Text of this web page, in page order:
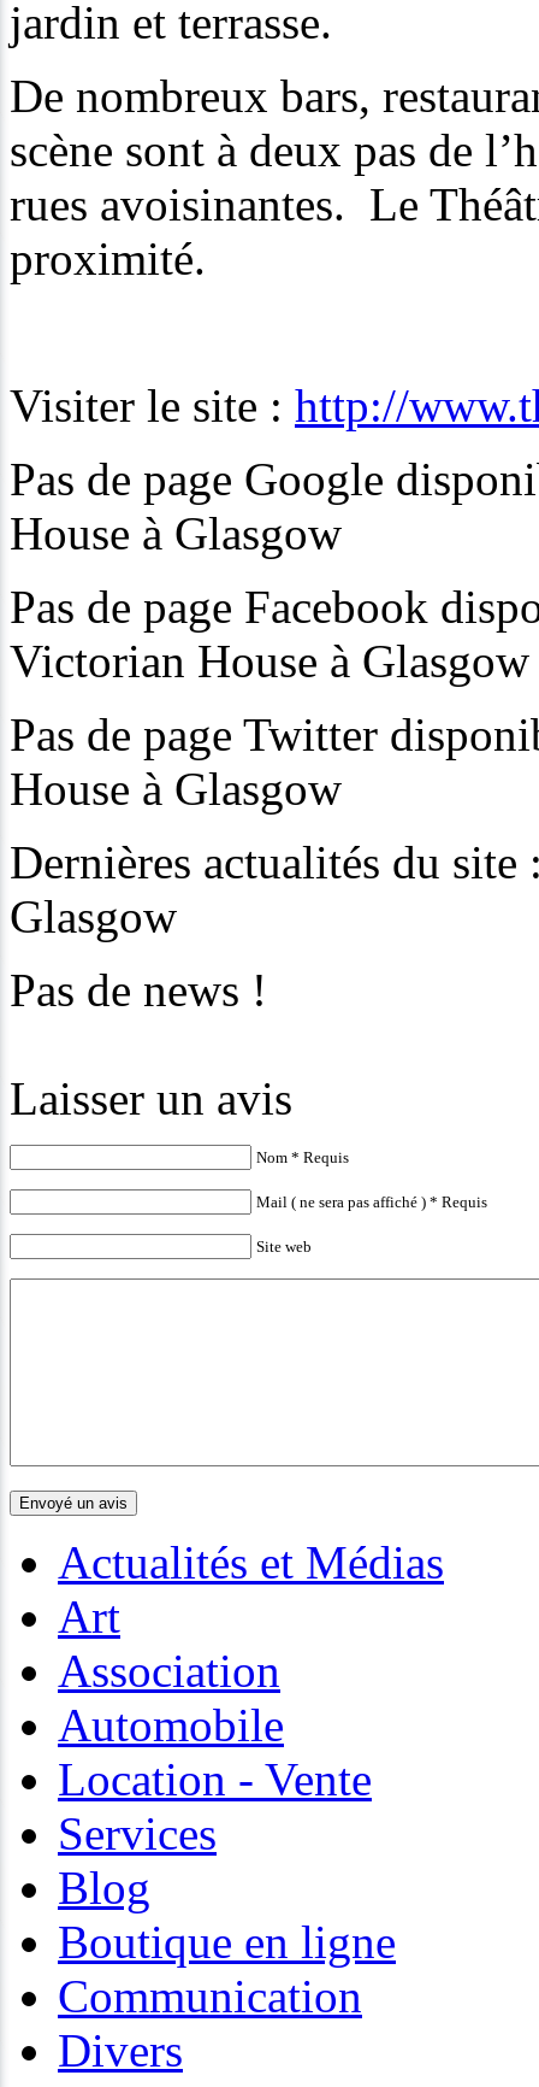
jardin et terrasse.
De nombreux bars,
scène sont à deux pas de
rues avoisinantes. Le
proximité.
Visiter le site : http://
Pas de page Google
House à Glasgow
Pas de page Facebook
Victorian House à Glasgow
Pas de page Twitter
House à Glasgow
Dernières actualités du
Glasgow
Pas de news !
Laisser un avis
Nom * Requis
Mail ( ne sera pas affiché ) * Requis
Site web
Actualités et Médias
Art
Association
Automobile
Location - Vente
Services
Blog
Boutique en ligne
Communication
Divers